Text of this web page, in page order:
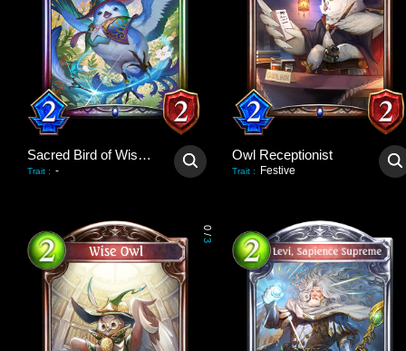
Sacred Bird of Wisdom
Trait : -
Owl Receptionist
Trait : Festive
0
/
3